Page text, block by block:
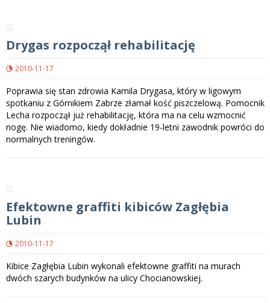
Drygas rozpoczął rehabilitację
2010-11-17
Poprawia się stan zdrowia Kamila Drygasa, który w ligowym
spotkaniu z Górnikiem Zabrze złamał kość piszczelową. Pomocnik
Lecha rozpoczął już rehabilitację, która ma na celu wzmocnić
nogę. Nie wiadomo, kiedy dokładnie 19-letni zawodnik powróci do
normalnych treningów.
Efektowne graffiti kibiców Zagłębia
Lubin
2010-11-17
Kibice Zagłębia Lubin wykonali efektowne graffiti na murach
dwóch szarych budynków na ulicy Chocianowskiej.